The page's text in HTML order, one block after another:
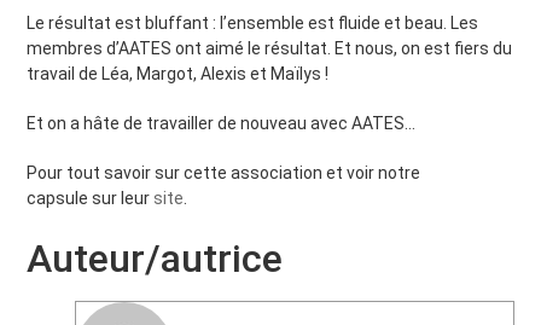
Le résultat est bluffant : l’ensemble est fluide et beau. Les
membres d’AATES ont aimé le résultat. Et nous, on est fiers du
travail de Léa, Margot, Alexis et Maïlys !
Et on a hâte de travailler de nouveau avec AATES…
Pour tout savoir sur cette association et voir notre
capsule sur leur site
Auteur/autrice